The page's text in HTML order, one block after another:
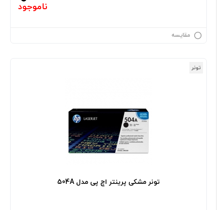
ناموجود
مقایسه
تونر
تونر مشکی پرینتر اچ پی مدل 504A